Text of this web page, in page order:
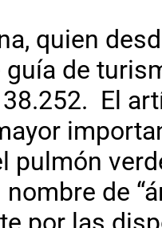
quien
de
El
pulmón
de